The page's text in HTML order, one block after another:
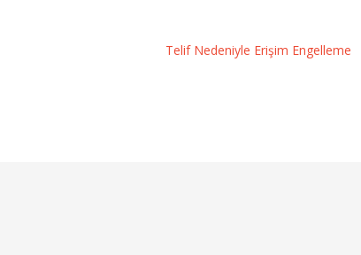
Telif Nedeniyle Erişim Engelleme